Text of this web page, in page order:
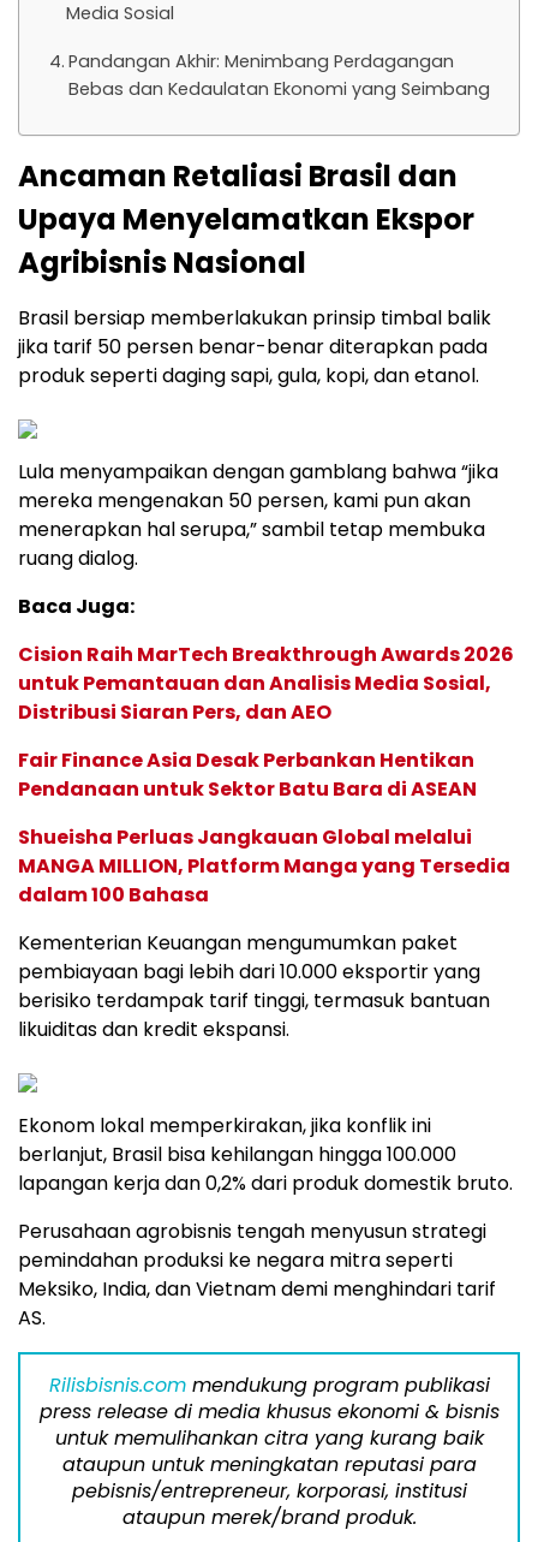
Media Sosial
Pandangan Akhir: Menimbang Perdagangan
Bebas dan Kedaulatan Ekonomi yang Seimbang
Ancaman Retaliasi Brasil dan
Upaya Menyelamatkan Ekspor
Agribisnis Nasional
Brasil bersiap memberlakukan prinsip timbal balik
jika tarif 50 persen benar-benar diterapkan pada
produk seperti daging sapi, gula, kopi, dan etanol.
Lula menyampaikan dengan gamblang bahwa “jika
mereka mengenakan 50 persen, kami pun akan
menerapkan hal serupa,” sambil tetap membuka
ruang dialog.
Baca Juga:
Cision Raih MarTech Breakthrough Awards 2026
untuk Pemantauan dan Analisis Media Sosial,
Distribusi Siaran Pers, dan AEO
Fair Finance Asia Desak Perbankan Hentikan
Pendanaan untuk Sektor Batu Bara di ASEAN
Shueisha Perluas Jangkauan Global melalui
MANGA MILLION, Platform Manga yang Tersedia
dalam 100 Bahasa
Kementerian Keuangan mengumumkan paket
pembiayaan bagi lebih dari 10.000 eksportir yang
berisiko terdampak tarif tinggi, termasuk bantuan
likuiditas dan kredit ekspansi.
Ekonom lokal memperkirakan, jika konflik ini
berlanjut, Brasil bisa kehilangan hingga 100.000
lapangan kerja dan 0,2% dari produk domestik bruto.
Perusahaan agrobisnis tengah menyusun strategi
pemindahan produksi ke negara mitra seperti
Meksiko, India, dan Vietnam demi menghindari tarif
AS.
Rilisbisnis.commendukung program publikasi
press release di media khusus ekonomi & bisnis
untuk memulihankan citra yang kurang baik
ataupun untuk meningkatan reputasi para
pebisnis/entrepreneur, korporasi, institusi
ataupun merek/brand produk.